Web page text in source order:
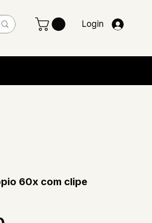
Login
60x com clipe